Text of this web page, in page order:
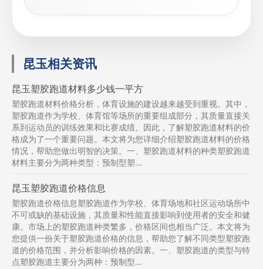
昆玉相关资讯
昆玉塑胶跑道材料多少钱一平方
塑胶跑道材料价格分析，体育设施的建设越来越受到重视。其中，
塑胶跑道作为学校、体育馆等场所的重要组成部分，其质量直接关
系到运动员的训练效果和比赛成绩。因此，了解塑胶跑道材料的价
格成为了一个重要问题。本文将为您详细介绍塑胶跑道材料的价格
情况，帮助您做出明智的决策。一、塑胶跑道材料的种类塑胶跑道
材料主要分为两种类型：预制型塑...
昆玉塑胶跑道价格信息
塑胶跑道价格信息塑胶跑道作为学校、体育场地和社区运动场所中
不可或缺的基础设施，其质量和性能直接影响到使用者的安全和健
康。市场上的塑胶跑道种类繁多，价格区间也相当广泛。本文将为
您提供一份关于塑胶跑道价格的信息，帮助您了解不同类型塑胶跑
道的价格范围，并分析影响价格的因素。一、塑胶跑道的类型与特
点塑胶跑道主要分为两种：预制型...